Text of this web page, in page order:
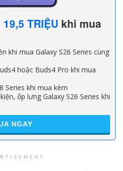
19,5 TRIỆU khi mua
khi mua Galaxy S26 Series cùng
hoặc Buds4 Pro khi mua
Series khi mua kèm
ốp lưng Galaxy S26 Series khi
NGAY